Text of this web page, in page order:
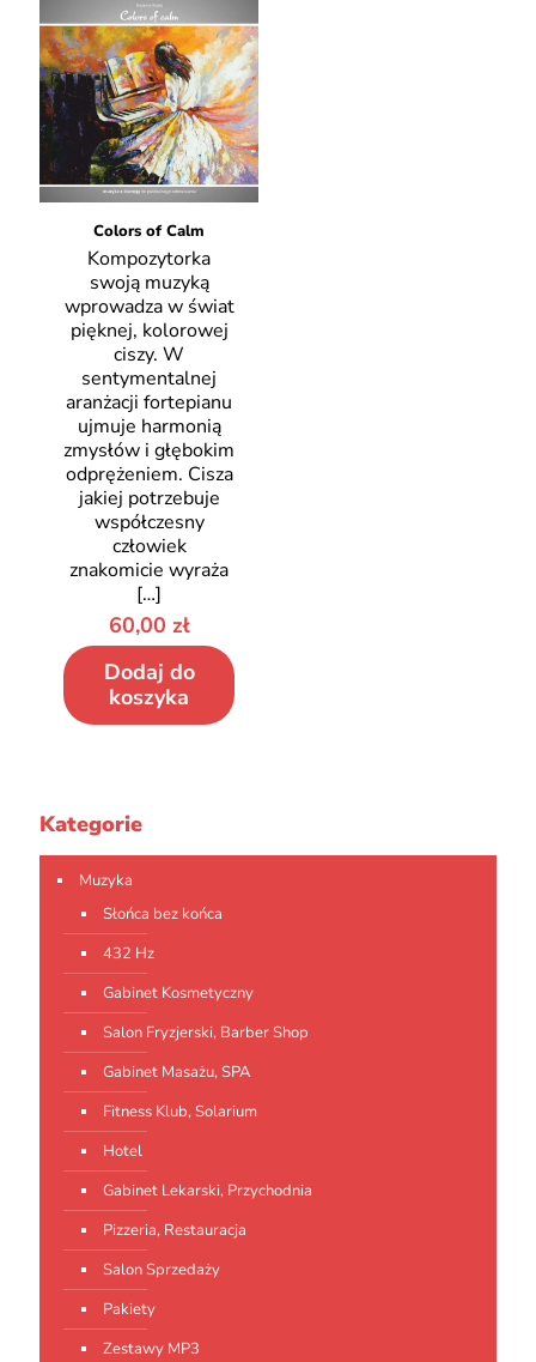
Colors of Calm
Kompozytorka
swoją muzyką
wprowadza w świat
pięknej, kolorowej
ciszy. W
sentymentalnej
aranżacji fortepianu
ujmuje harmonią
zmysłów i głębokim
odprężeniem. Cisza
jakiej potrzebuje
współczesny
człowiek
znakomicie wyraża
[…]
60,00 zł
Dodaj do
koszyka
Kategorie
Muzyka
Słońca bez końca
432 Hz
Gabinet Kosmetyczny
Salon Fryzjerski, Barber Shop
Gabinet Masażu, SPA
Fitness Klub, Solarium
Hotel
Gabinet Lekarski, Przychodnia
Pizzeria, Restauracja
Salon Sprzedaży
Pakiety
Zestawy MP3